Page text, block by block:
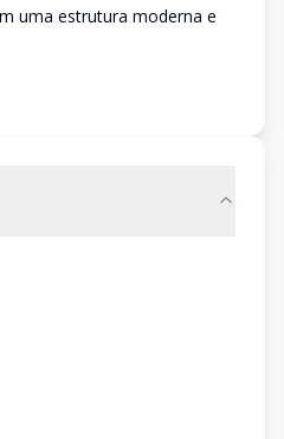
uma estrutura moderna e